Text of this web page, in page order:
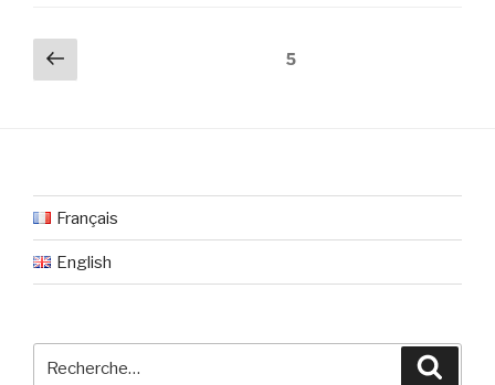
Navigation
des
Page
précédente
Page5
Français
English